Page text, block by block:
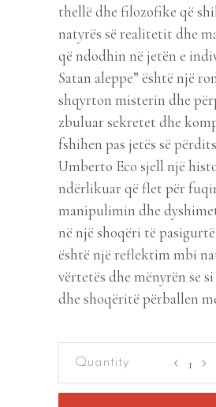
thellë dhe filozofike që
natyrës së realitetit dhe
që ndodhin në jetën e
Satan aleppe” është një
shqyrton misterin dhe
zbuluar sekretet dhe
fshihen pas jetës së
Umberto Eco sjell një
ndërlikuar që flet për
manipulimin dhe
në një shoqëri të
është një reflektim mbi
vërtetës dhe mënyrën se
dhe shoqëritë përballen
aleppe